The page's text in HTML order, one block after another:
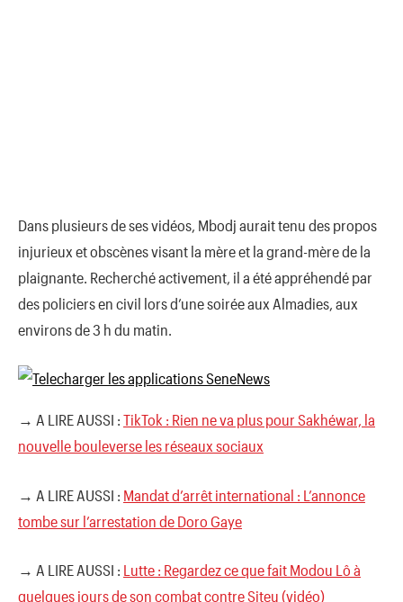
Dans plusieurs de ses vidéos, Mbodj aurait tenu des propos
injurieux et obscènes visant la mère et la grand-mère de la
plaignante. Recherché activement, il a été appréhendé par
des policiers en civil lors d’une soirée aux Almadies, aux
environs de 3 h du matin.
→ A LIRE AUSSI : TikTok : Rien ne va plus pour Sakhéwar, la
nouvelle bouleverse les réseaux sociaux
→ A LIRE AUSSI : Mandat d’arrêt international : L’annonce
tombe sur l’arrestation de Doro Gaye
→ A LIRE AUSSI : Lutte : Regardez ce que fait Modou Lô à
quelques jours de son combat contre Siteu (vidéo)